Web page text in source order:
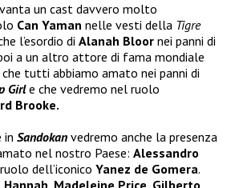
un cast davvero molto
Can Yaman nelle vesti della Tigre
l’esordio di Alanah Bloor nei panni di
a un altro attore di fama mondiale
che tutti abbiamo amato nei panni di
Girle che vedremo nel ruolo
Brooke.
in Sandokan vedremo anche la presenza
nel nostro Paese: Alessandro
dell’iconico Yanez de Gomera.